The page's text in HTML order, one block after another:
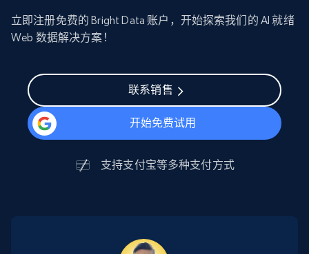
立即注册免费的 Bright Data 账户，开始探索我们的 AI 就绪
Web 数据解决方案！
联系销售
开始免费试用
支持支付宝等多种支付方式